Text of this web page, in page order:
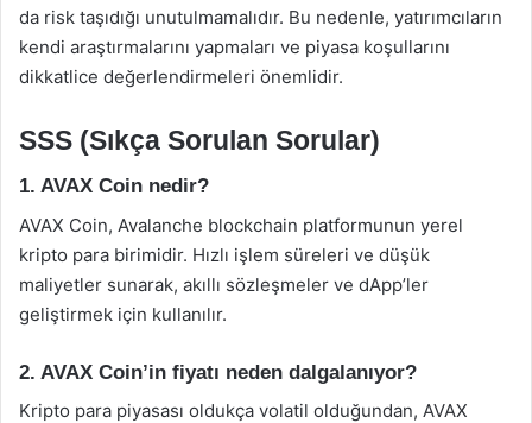
da risk taşıdığı unutulmamalıdır. Bu nedenle, yatırımcıların
kendi araştırmalarını yapmaları ve piyasa koşullarını
dikkatlice değerlendirmeleri önemlidir.
SSS (Sıkça Sorulan Sorular)
1. AVAX Coin nedir?
AVAX Coin, Avalanche blockchain platformunun yerel
kripto para birimidir. Hızlı işlem süreleri ve düşük
maliyetler sunarak, akıllı sözleşmeler ve dApp’ler
geliştirmek için kullanılır.
2. AVAX Coin’in fiyatı neden dalgalanıyor?
Kripto para piyasası oldukça volatil olduğundan, AVAX